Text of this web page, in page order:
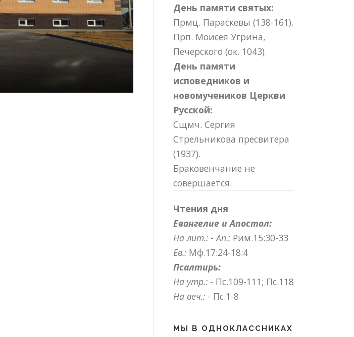
День памяти святых:
Прмц. Параскевы (138-161).
Прп. Моисея Угрина,
Печерского (ок. 1043).
День памяти
исповедников и
новомучеников Церкви
Русской:
Сщмч. Сергия
Стрельникова пресвитера
(1937).
Браковенчание не
совершается.
Чтения дня
Евангелие и Апостол:
На лит.: -Ап.: Рим.15:30-33
Ев.: Мф.17:24-18:4
Псалтирь:
На утр.: - Пс.109-111; Пс.118
На веч.: - Пс.1-8
МЫ В ОДНОКЛАССНИКАХ